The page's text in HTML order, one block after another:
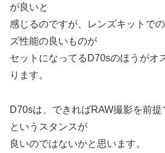
が良いと
感じるのですが、レンズキットで
ズ性能の良いものが
セットになってるD70sのほうがオ
ります。
D70sは、できればRAW撮影を前
というスタンスが
良いのではないかと思います。